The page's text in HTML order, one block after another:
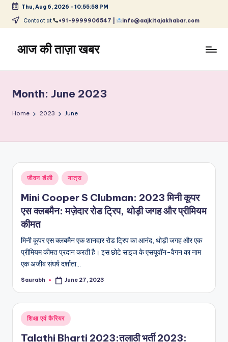
Skip
content
Thu, Aug 6, 2026 - 10:55:58 PM
Contact at +91-9999906547 | info@aajkitajakhabar.com
आज की ताज़ा खबर
ताज़ा
समाचार
–
और
विश्व
Month: June 2023
Home 2023 June
Posted
in
जीवन शैली यात्रा
Mini Cooper S Clubman: 2023 मिनी कूपर
एस क्लबमैन: मज़ेदार रोड ट्रिप, थोड़ी जगह और प्रीमियम
कीमत
मिनी कूपर एस क्लबमैन एक शानदार रोड ट्रिप का आनंद, थोड़ी जगह और एक
प्रीमियम कीमत प्रदान करती है। इस छोटे साइज के एसयूवॉन-वैगन का नाम
एक अजीब संघर्ष दर्शाता…
Posted
Saurabh June 27, 2023
Posted
in
शिक्षा एवं कैरियर
Talathi Bharti 2023:तलाठी भर्ती 2023: